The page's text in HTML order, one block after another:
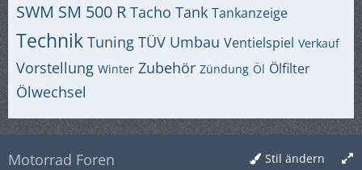
SWM SM 500 R Tacho Tank Tankanzeige
Technik Tuning TÜV Umbau Ventielspiel Verkauf
Vorstellung Winter Zubehör Zündung Öl Ölfilter
Ölwechsel
Stil ändern
Motorrad Foren